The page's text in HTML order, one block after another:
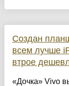
Создан
всем лучше
втрое
«Дочка» Vivo